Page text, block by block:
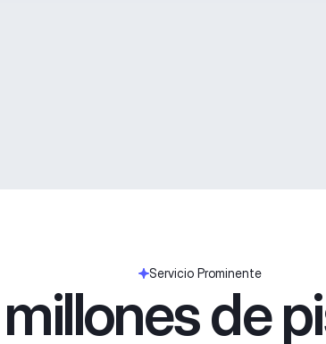
Servicio Prominente
de